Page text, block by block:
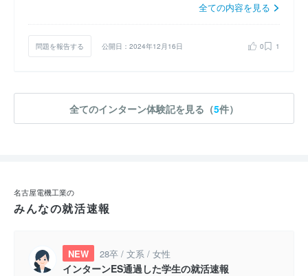
全ての内容を見る
問題を報告する 公開日：2024年12月16日 0 1
全てのインターン体験記を見る（5件）
名古屋電機工業の
みんなの就活速報
NEW 28卒 / 文系 / 女性
インターンES通過した学生の就活速報